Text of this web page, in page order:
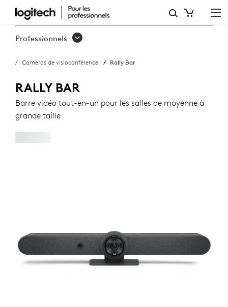
RALLY
BAR
Professionnels
Caméras de visioconférence Rally Bar
RALLY BAR
Barre vidéo tout-en-un pour les salles de moyenne à
grande taille